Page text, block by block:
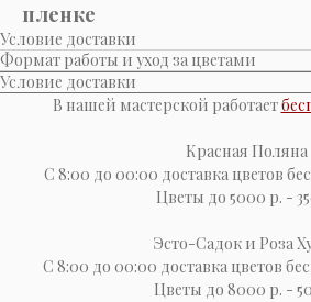
пленке
Условие доставки
Формат работы и уход за цветами
Условие доставки
В нашей мастерской работает
Красная Поляна
С 8:00 до 00:00 доставка цветов
Цветы до 5000 р. -
Эсто-Cадок и Роза
С 8:00 до 00:00 доставка цветов
Цветы до 8000 р. -